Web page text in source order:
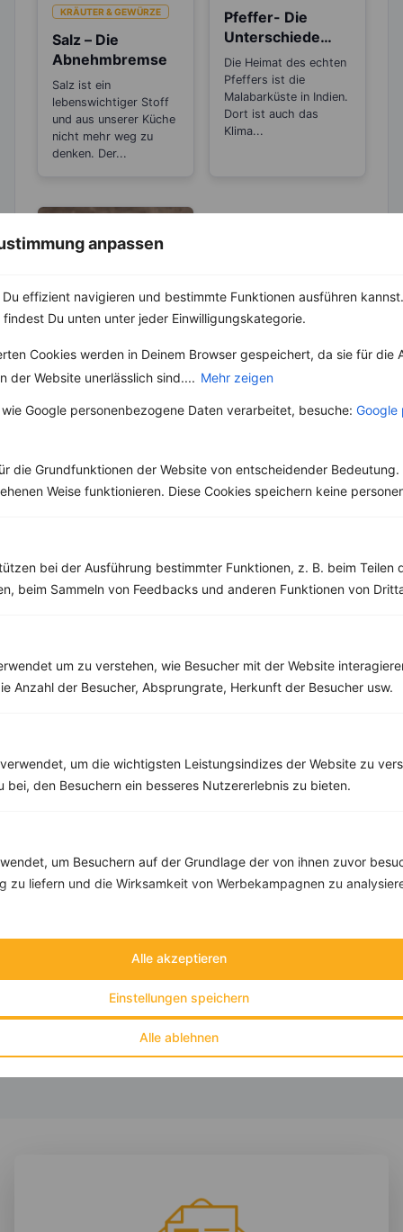
anpassen
effizient navigieren und bestimmte Funktionen ausführen
Du unten unter jeder Einwilligungskategorie.
Cookies werden in Deinem Browser gespeichert, da sie für die
der Website unerlässlich sind.... Mehr zeigen
Google personenbezogene Daten verarbeitet, besuche: Google
die Grundfunktionen der Website von entscheidender Bedeutung.
Weise funktionieren. Diese Cookies speichern keine
bei der Ausführung bestimmter Funktionen, z. B. beim Teilen
beim Sammeln von Feedbacks und anderen Funktionen von
um zu verstehen, wie Besucher mit der Website
Anzahl der Besucher, Absprungrate, Herkunft der Besucher usw.
um die wichtigsten Leistungsindizes der Website zu
bei, den Besuchern ein besseres Nutzererlebnis zu bieten.
um Besuchern auf der Grundlage der von ihnen zuvor
zu liefern und die Wirksamkeit von Werbekampagnen zu
Alle ablehnen
Einstellungen speichern
Alle akzeptieren
KRÄUTER & GEWÜRZE
Salz – Die
Abnehmbremse
Salz ist ein
lebenswichtiger Stoff
und aus unserer Küche
nicht mehr weg zu
denken. Der...
Pfeffer- Die
Unterschiede
zwischen den
Sorten
Die Heimat des echten
Pfeffers ist die
Malabarküste in Indien.
Dort ist auch das
Klima...
LEBENSMITTEL
Sind Zitronen
sauer oder
zu 100 % auch schon
gehört....
Weitere Vegetarische Rezepte
‹ ›
Kalorien:487 kcal
Rezepte
Kalorien:349 kcal
41 g
Kohlehydrate: